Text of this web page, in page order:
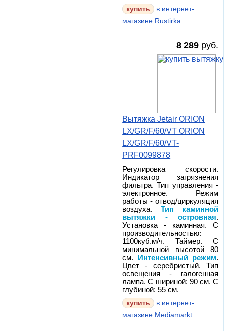
в интернет-
магазине Rustirka
8 289 руб.
Вытяжка Jetair ORION
LX/GR/F/60/VT ORION
LX/GR/F/60/VT-
PRF0099878
Регулировка скорости.
Индикатор загрязнения
фильтра. Тип управления -
электронное. Режим
работы - отвод/циркуляция
воздуха.Тип каминной
вытяжки - островная.
Установка - каминная. С
производительностью:
1100куб.м/ч. Таймер. С
минимальной высотой 80
см.
Интенсивный режим.
Цвет - серебристый. Тип
освещения - галогенная
лампа. С шириной: 90 см. С
глубиной: 55 см.
в интернет-
магазине Mediamarkt